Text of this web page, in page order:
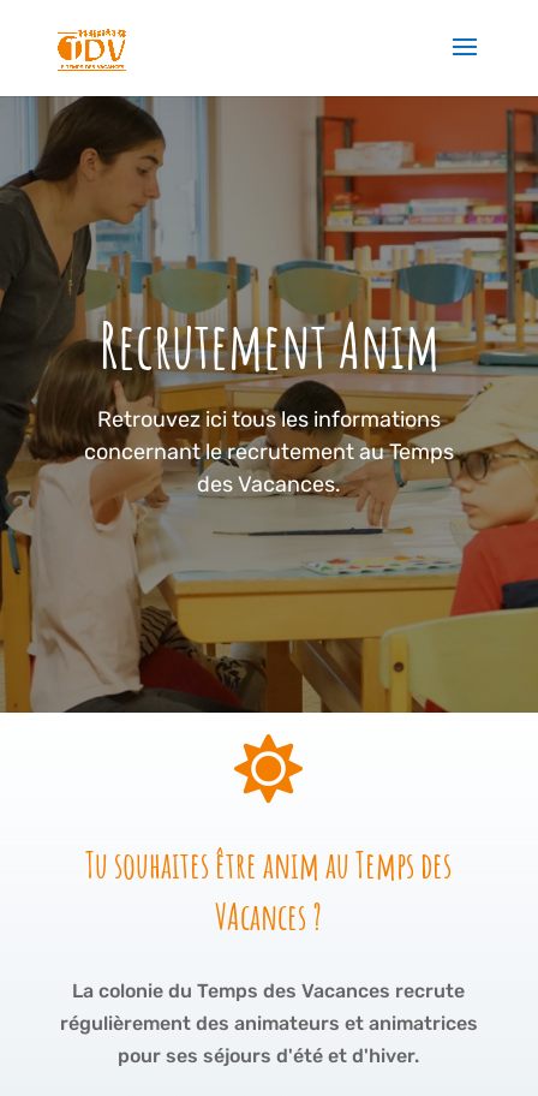
Recrutement Anim
Retrouvez ici tous les informations
concernant le recrutement au Temps
des Vacances.

Tu souhaites être anim au Temps des
VAcances ?
La colonie du Temps des Vacances recrute
régulièrement des animateurs et animatrices
pour ses séjours d'été et d'hiver.